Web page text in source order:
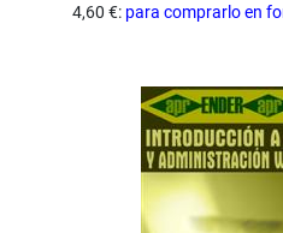
4,60 €: para comprarlo en